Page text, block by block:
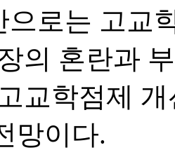
으로는 고교
의 혼란과
교학점제
망이다.